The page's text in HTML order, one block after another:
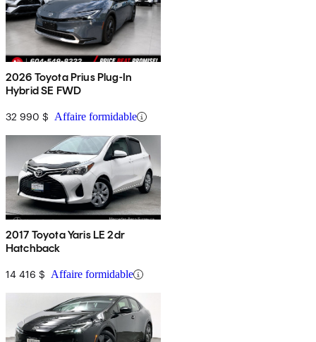
2026 Toyota Prius Plug-In
Hybrid SE FWD
32 990 $ Affaire formidable
2017 Toyota Yaris LE 2dr
Hatchback
14 416 $ Affaire formidable